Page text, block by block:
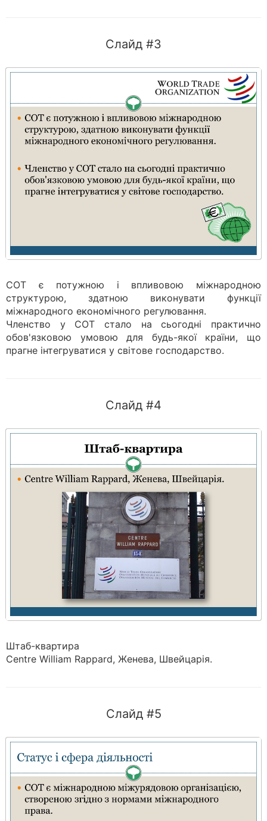
Слайд #3
СОТ є потужною і впливовою міжнародною
структурою, здатною виконувати функції
міжнародного економічного регулювання.
Членство у СОТ стало на сьогодні практично
обов'язковою умовою для будь-якої країни, що
прагне інтегруватися у світове господарство.
Слайд #4
Штаб-квартира
Centre William Rappard, Женева, Швейцарія.
Слайд #5